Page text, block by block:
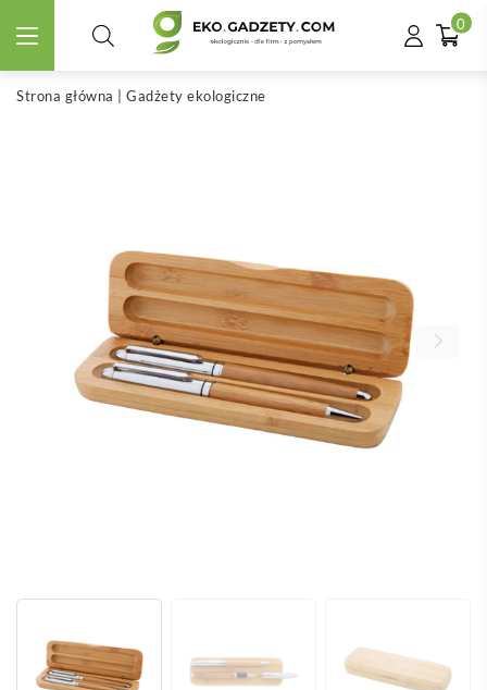
0
Strona główna Gadżety ekologiczne